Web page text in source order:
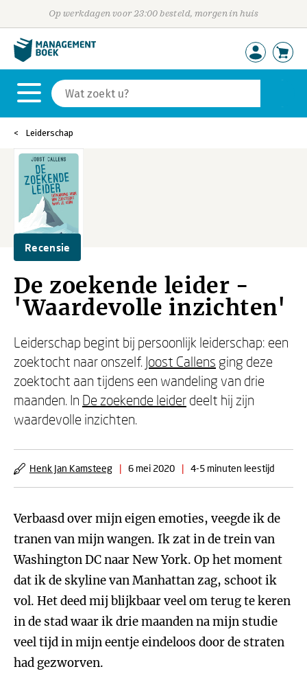
Op werkdagen voor 23:00 besteld, morgen in huis
Leiderschap
Recensie
De zoekende leider -
'Waardevolle inzichten'
Leiderschap begint bij persoonlijk leiderschap: een
zoektocht naar onszelf. Joost Callens ging deze
zoektocht aan tijdens een wandeling van drie
maanden. In De zoekende leider deelt hij zijn
waardevolle inzichten.
Henk Jan Kamsteeg | 6 mei 2020 | 4-5 minuten leestijd
Verbaasd over mijn eigen emoties, veegde ik de
tranen van mijn wangen. Ik zat in de trein van
Washington DC naar New York. Op het moment
dat ik de skyline van Manhattan zag, schoot ik
vol. Het deed mij blijkbaar veel om terug te keren
in de stad waar ik drie maanden na mijn studie
veel tijd in mijn eentje eindeloos door de straten
had gezworven.